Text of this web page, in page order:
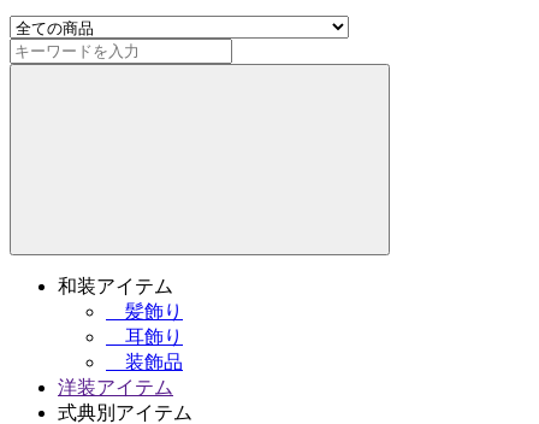
和装アイテム
髪飾り
耳飾り
装飾品
洋装アイテム
式典別アイテム